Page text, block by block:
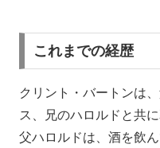
これまでの経歴
クリント・バートンは
ス、兄のハロルドと共に
父ハロルドは、酒を飲